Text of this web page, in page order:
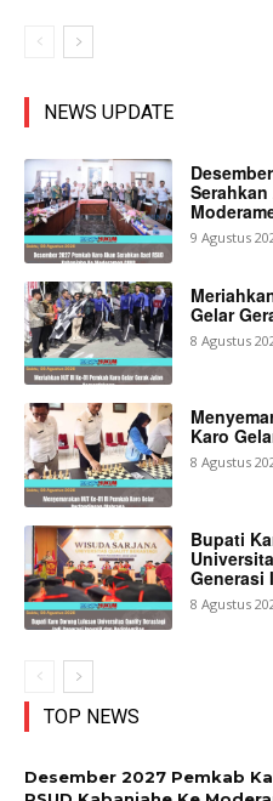
NEWS UPDATE
9 Agustus
Gelar
8 Agustus
Karo
8 Agustus
Bupati
Generasi
8 Agustus
TOP NEWS
Desember 2027 Pemkab